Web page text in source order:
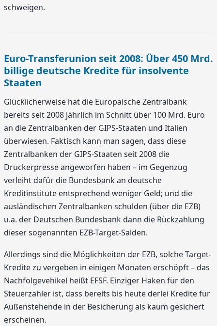
schweigen.
Euro-Transferunion seit 2008: Über 450 Mrd.
billige deutsche Kredite für insolvente
Staaten
Glücklicherweise hat die Europäische Zentralbank
bereits seit 2008 jährlich im Schnitt über 100 Mrd. Euro
an die Zentralbanken der GIPS-Staaten und Italien
überwiesen. Faktisch kann man sagen, dass diese
Zentralbanken der GIPS-Staaten seit 2008 die
Druckerpresse angeworfen haben – im Gegenzug
verleiht dafür die Bundesbank an deutsche
Kreditinstitute entsprechend weniger Geld; und die
ausländischen Zentralbanken schulden (über die EZB)
u.a. der Deutschen Bundesbank dann die Rückzahlung
dieser sogenannten EZB-Target-Salden.
Allerdings sind die Möglichkeiten der EZB, solche Target-
Kredite zu vergeben in einigen Monaten erschöpft – das
Nachfolgevehikel heißt EFSF. Einziger Haken für den
Steuerzahler ist, dass bereits bis heute derlei Kredite für
Außenstehende in der Besicherung als kaum gesichert
erscheinen.